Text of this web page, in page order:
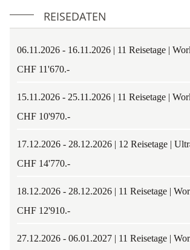
verändert sich. Wanderalbatrosse, Graukopf-
Schwarzbrauenalbatrosse, Russalbatrosse,
südliche Eissturmvögel, Buntfuss-
Vögel, die Sie sehen können.
Die häufigste Reaktion, wenn man den
erreicht, ist ein Gefühl der Ehrfurcht und des
unberührt wie die Antarktis.
Sie werden feststellen, dass die Antarktis ein
Isolation und Stille überwältigt, im nächsten
REISEDATEN
06.11.2026 - 16.11.2026 | 11 Reisetage |
CHF 11'670.-
15.11.2026 - 25.11.2026 | 11 Reisetage |
CHF 10'970.-
17.12.2026 - 28.12.2026 | 12 Reisetage |
CHF 14'770.-
18.12.2026 - 28.12.2026 | 11 Reisetage |
CHF 12'910.-
27.12.2026 - 06.01.2027 | 11 Reisetage |